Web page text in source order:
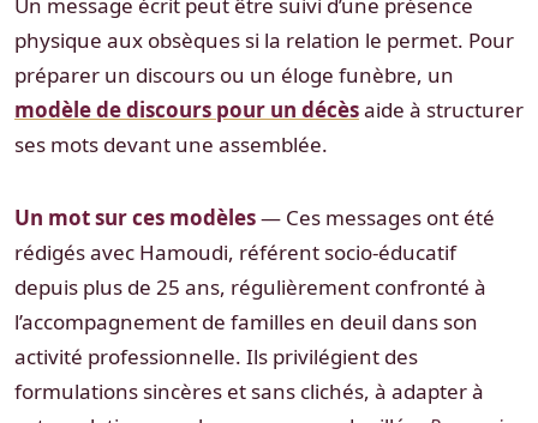
physique aux obsèques si la relation le permet. Pour
préparer un discours ou un éloge funèbre, un
modèle de discours pour un décèsaide à structurer
ses mots devant une assemblée.
Un mot sur ces modèles— Ces messages ont été
rédigés avec Hamoudi, référent socio-éducatif
depuis plus de 25 ans, régulièrement confronté à
l’accompagnement de familles en deuil dans son
activité professionnelle. Ils privilégient des
formulations sincères et sans clichés, à adapter à